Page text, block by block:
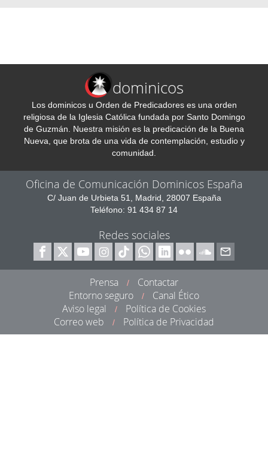
dominicos
Los dominicos u Orden de Predicadores es una orden
religiosa de la Iglesia Católica fundada por Santo Domingo
de Guzmán. Nuestra misión es la predicación de la Buena
Nueva, que brota de una vida de contemplación, estudio y
comunidad.
Oficina de Comunicación Dominicos España
C/ Juan de Urbieta 51, Madrid, 28007 España
Teléfono: 91 434 87 14
Redes sociales
Prensa /
Contactar
Entorno seguro
/
Canal Ético
Aviso legal
/
Política de Cookies
Correo web
/ Política de Privacidad